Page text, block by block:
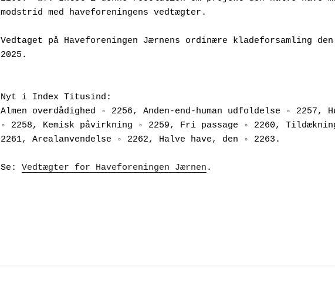
modstrid med haveforeningens vedtægter.
Vedtaget på Haveforeningen Jærnens ordinære kladeforsamling
2025.
Nyt i Index Titusind:
Almen overdådighed ◦ 2256, Anden-end-human udfoldelse ◦ 2257,
◦ 2258, Kemisk påvirkning ◦ 2259, Fri passage ◦ 2260,
2261, Arealanvendelse ◦ 2262, Halve have, den ◦ 2263.
Se: Vedtægter for Haveforeningen Jærnen .